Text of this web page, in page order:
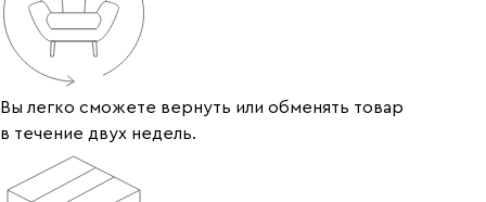
Вы легко сможете вернуть или обменять товар
в течение двух недель.